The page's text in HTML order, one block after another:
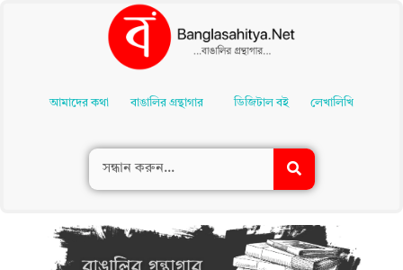
Contentআমাদের কথা বাঙালির গ্রন্থাগার ডিজিটাল বই লেখালিখি